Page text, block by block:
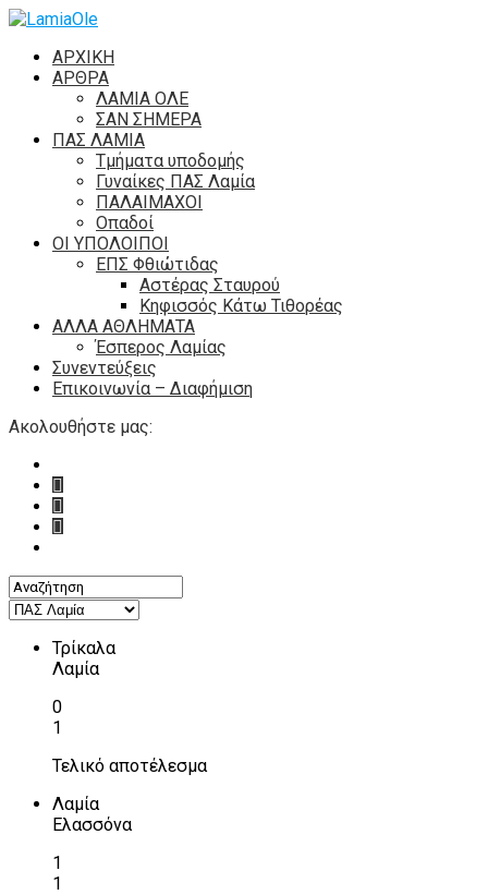
ΑΡΧΙΚΗ
ΑΡΘΡΑ
ΛΑΜΙΑ ΟΛΕ
ΣΑΝ ΣΗΜΕΡΑ
ΠΑΣ ΛΑΜΙΑ
Τμήματα υποδομής
Γυναίκες ΠΑΣ Λαμία
ΠΑΛΑΙΜΑΧΟΙ
Οπαδοί
ΟΙ ΥΠΟΛΟΙΠΟΙ
ΕΠΣ Φθιώτιδας
Αστέρας Σταυρού
Κηφισσός Κάτω Τιθορέας
ΑΛΛΑ ΑΘΛΗΜΑΤΑ
Έσπερος Λαμίας
Συνεντεύξεις
Επικοινωνία – Διαφήμιση
Ακολουθήστε μας:
Τρίκαλα
Λαμία
0
1
Τελικό αποτέλεσμα
Λαμία
Ελασσόνα
1
1